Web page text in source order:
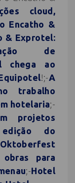
cloud,
Encatho &
& Exprotel:
de
chega ao
!;-A
trabalho
hotelaria;-
projetos
do
obras para
;-Hotel